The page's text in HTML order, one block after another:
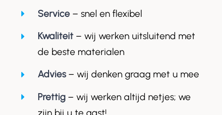
Service – snel en flexibel
Kwaliteit– wij werken uitsluitend met
de beste materialen
Advies– wij denken graag met u mee
Prettig– wij werken altijd netjes; we
zijn bij u te gast!